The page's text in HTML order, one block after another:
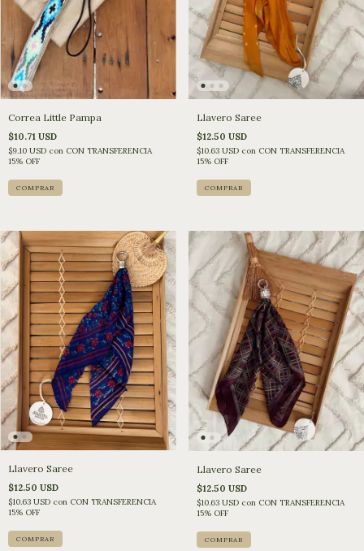
Correa Little Pampa
$10.71 USD
$9.10 USD con CON TRANSFERENCIA
15% OFF
Llavero Saree
$12.50 USD
$10.63 USD con CON TRANSFERENCIA
15% OFF
Llavero Saree
$12.50 USD
$10.63 USD con CON TRANSFERENCIA
15% OFF
Llavero Saree
$12.50 USD
$10.63 USD con CON TRANSFERENCIA
15% OFF